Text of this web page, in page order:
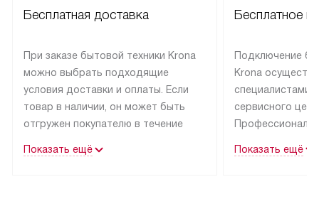
Бесплатная доставка
При заказе бытовой техники Krona
можно выбрать подходящие
условия доставки и оплаты. Если
товар в наличии, он может быть
отгружен покупателю в течение
Показать ещё
Бесплатное
Подключение
Krona
специалистами
сервисного
эксплуатации
Показать ещё